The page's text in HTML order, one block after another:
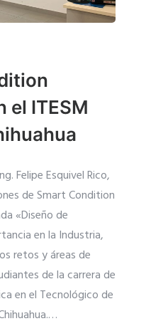
el ITESM
Felipe Esquivel Rico,
de Smart Condition
«Diseño de
en la Industria,
retos y áreas de
de la carrera de
en el Tecnológico de
…